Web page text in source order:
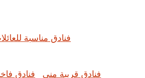
فنادق مناسبة
فنادق قريبة مني
فنادق